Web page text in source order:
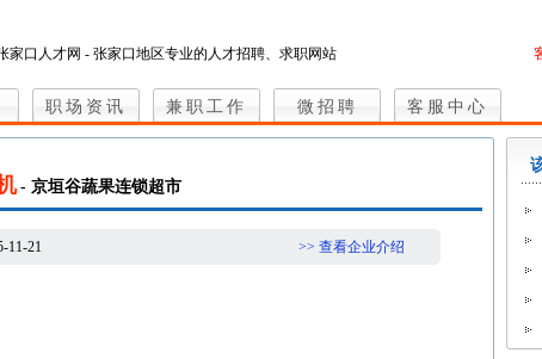
家口人才网 - 张家口地区专业的人才招聘、求职网站
职场资讯 兼职工作 微招聘 客服中心
- 京垣谷蔬果连锁超市
11-21 >> 查看企业介绍